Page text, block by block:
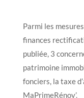
Parmi les
finances
publiée, 3
patrimoine
fonciers, la taxe
MaPrimeRénov’.